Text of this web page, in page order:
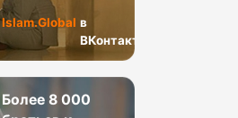
Islam.Global в
ВКонтакте
Более 8 000